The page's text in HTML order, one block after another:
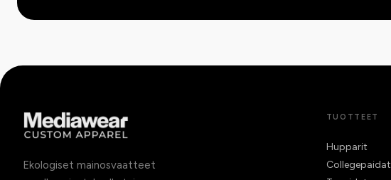
Ekologiset mainosvaatteet
TUOTTEET
Hupparit
Collegepaidat